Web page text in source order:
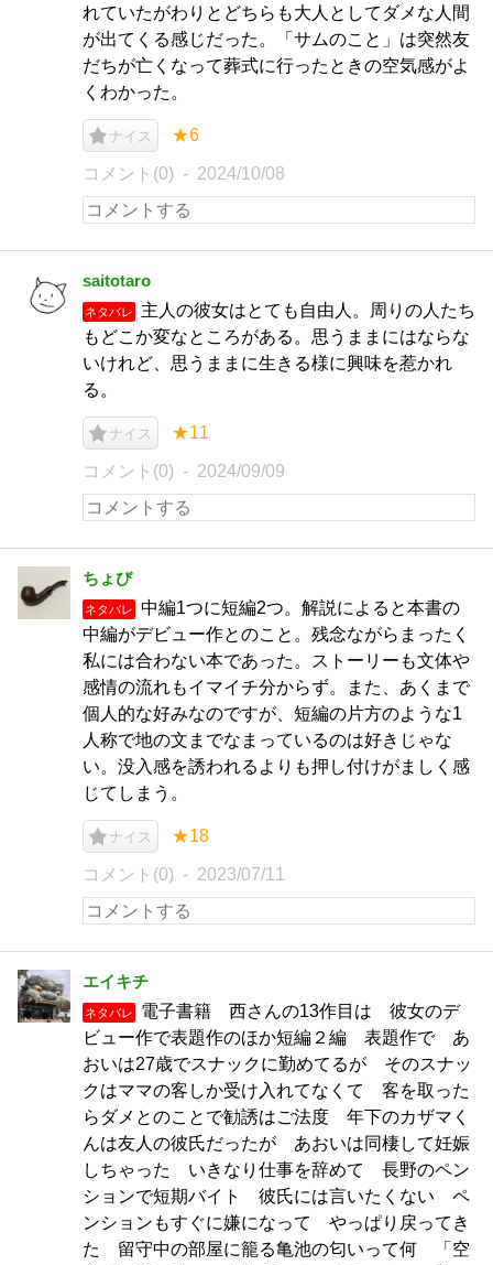
れていたがわりとどちらも大人としてダメな人間
が出てくる感じだった。「サムのこと」は突然友
だちが亡くなって葬式に行ったときの空気感がよ
くわかった。
ナイス ★6
コメント(0) 2024/10/08
saitotaro
ネタバレ
主人の彼女はとても自由人。周りの人たち
もどこか変なところがある。思うままにはならな
いけれど、思うままに生きる様に興味を惹かれ
る。
ナイス ★11
コメント(0) 2024/09/09
ちょび
ネタバレ
中編1つに短編2つ。解説によると本書の
中編がデビュー作とのこと。残念ながらまったく
私には合わない本であった。ストーリーも文体や
感情の流れもイマイチ分からず。また、あくまで
個人的な好みなのですが、短編の片方のような1
人称で地の文までなまっているのは好きじゃな
い。没入感を誘われるよりも押し付けがましく感
じてしまう。
ナイス ★18
コメント(0) 2023/07/11
エイキチ
ネタバレ
電子書籍 西さんの13作目は 彼女のデ
ビュー作で表題作のほか短編２編 表題作で あ
おいは27歳でスナックに勤めてるが そのスナッ
クはママの客しか受け入れてなくて 客を取った
らダメとのことで勧誘はご法度 年下のカザマく
んは友人の彼氏だったが あおいは同棲して妊娠
しちゃった いきなり仕事を辞めて 長野のペン
ションで短期バイト 彼氏には言いたくない ペ
ンションもすぐに嫌になって やっぱり戻ってき
た 留守中の部屋に籠る亀池の匂いって何 「空